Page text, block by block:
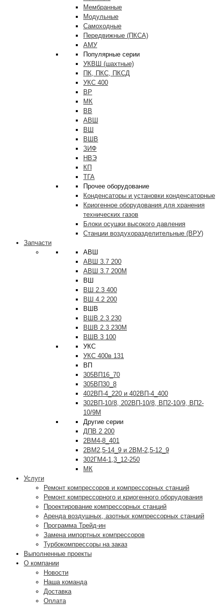
Мембранные
Модульные
Самоходные
Передвижные (ПКСА)
АМУ
Популярные серии
УКВШ (шахтные)
ПК, ПКС, ПКСД
УКС 400
ВР
МК
ВВ
АВШ
ВШ
ВШВ
ЗИФ
НВЭ
КП
ТГА
Прочее оборудование
Конденсаторы и установки конденсаторные
Криогенное оборудования для хранения
технических газов
Блоки осушки высокого давления
Станции воздухоразделительные (ВРУ)
Запчасти
АВШ
АВШ 3.7 200
АВШ 3.7 200М
ВШ
ВШ 2.3 400
ВШ 4.2 200
ВШВ
ВШВ 2.3 230
ВШВ 2.3 230М
ВШВ 3 100
УКС
УКС 400в 131
ВП
305ВП16_70
305ВП30_8
402ВП-4_220 и 402ВП-4_400
302ВП-10/8, 202ВП-10/8, ВП2-10/9, ВП2-
10/9М
Другие серии
ДПВ 2 200
2ВМ4-8_401
2ВМ2,5-14_9 и 2ВМ-2,5-12_9
302ГМ4-1,3_12-250
МК
Услуги
Ремонт компрессоров и компрессорных станций
Ремонт компрессорного и криогенного оборудования
Проектирование компрессорных станций
Аренда воздушных, азотных компрессорных станций
Программа Трейд-ин
Замена импортных компрессоров
Турбокомпрессоры на заказ
Выполненные проекты
О компании
Новости
Наша команда
Доставка
Оплата